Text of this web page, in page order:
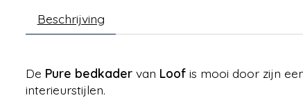
Beschrijving
De Pure bedkader van Loof is mooi door zijn
interieurstijlen.